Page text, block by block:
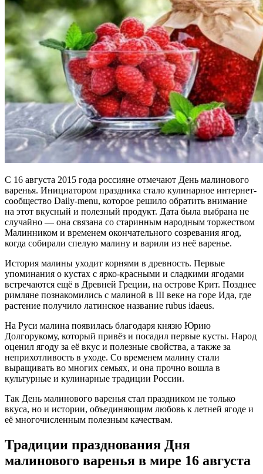
С 16 августа 2015 года россияне отмечают День малинового
варенья. Инициатором праздника стало кулинарное интернет-
сообщество Daily-menu, которое решило обратить внимание
на этот вкусный и полезный продукт. Дата была выбрана не
случайно — она связана со старинным народным торжеством
Малинником и временем окончательного созревания ягод,
когда собирали спелую малину и варили из неё варенье.
История малины уходит корнями в древность. Первые
упоминания о кустах с ярко-красными и сладкими ягодами
встречаются ещё в Древней Греции, на острове Крит. Позднее
римляне познакомились с малиной в III веке на горе Ида, где
растение получило латинское название rubus idaeus.
На Руси малина появилась благодаря князю Юрию
Долгорукому, который привёз и посадил первые кусты. Народ
оценил ягоду за её вкус и полезные свойства, а также за
неприхотливость в уходе. Со временем малину стали
выращивать во многих семьях, и она прочно вошла в
культурные и кулинарные традиции России.
Так День малинового варенья стал праздником не только
вкуса, но и истории, объединяющим любовь к летней ягоде и
её многочисленным полезным качествам.
Традиции празднования Дня
малинового варенья в мире 16 августа